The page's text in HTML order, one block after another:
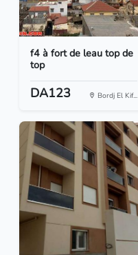
f4 à fort de leau top de
top
DA123 Bordj El Kif...